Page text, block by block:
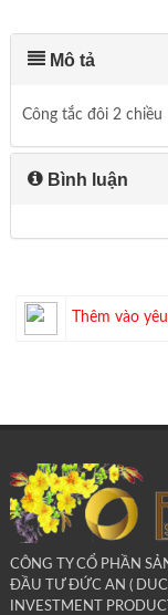
Mô tả
Công tắc đôi 2 chiều
Bình luận
Thêm vào
CÔNG TY CỔ PHẦN
ĐẦU TƯ ĐỨC AN ( DUC
INVESTMENT